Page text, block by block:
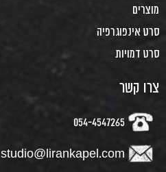
מוצרים
סרט אינפוגרפיה
סרט דמויות
צרו קשר
054-4547265
studio@lirankapel.com